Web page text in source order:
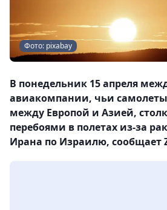
Фото: pixabay
В понедельник 15 апреля
авиакомпании, чьи
между Европой и Азией,
перебоями в полетах из-за
Ирана по Израилю, сообщает